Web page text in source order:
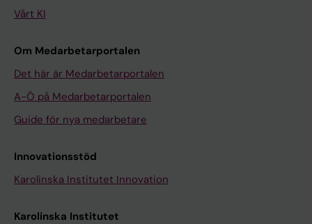
Vårt KI
Om Medarbetarportalen
Det här är Medarbetarportalen
A-Ö på Medarbetarportalen
Guide för nya medarbetare
Innovationsstöd
Karolinska Institutet Innovation
Karolinska Institutet